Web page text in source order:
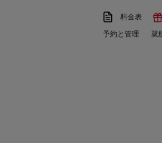
料金表
予約と管理 就